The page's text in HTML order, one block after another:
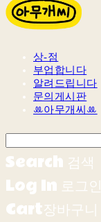
상-점
부업합니다
알려드립니다
문의게시판
ꔛ아무개씨ꔛ
Search 검색
Log In 로그인
Cart장바구니